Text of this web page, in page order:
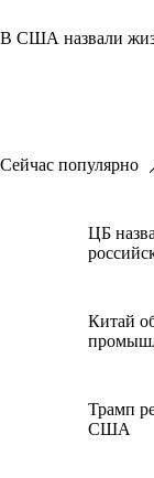
В США назвали
Сейчас популярно
ЦБ
Китай
Трамп
США